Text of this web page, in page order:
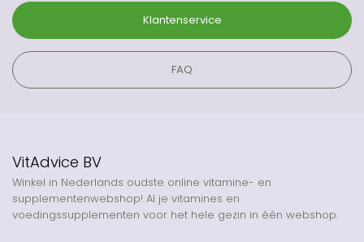
Klantenservice
FAQ
VitAdvice BV
Winkel in Nederlands oudste online vitamine- en
supplementenwebshop! Al je vitamines en
voedingssupplementen voor het hele gezin in één webshop.